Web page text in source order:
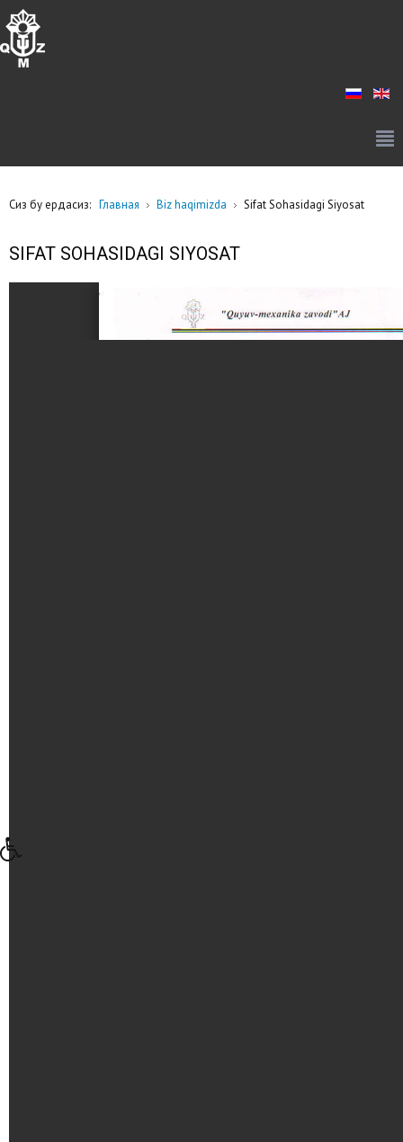
Сиз бу ердасиз: Главная Biz haqimizda Sifat Sohasidagi Siyosat
SIFAT SOHASIDAGI SIYOSAT